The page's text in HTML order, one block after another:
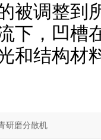
被调整到
下，凹槽
和结构材